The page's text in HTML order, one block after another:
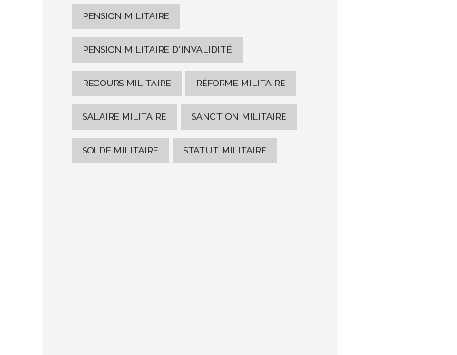
PENSION MILITAIRE
PENSION MILITAIRE D'INVALIDITÉ
RECOURS MILITAIRE RÉFORME MILITAIRE
SALAIRE MILITAIRE SANCTION MILITAIRE
SOLDE MILITAIRE STATUT MILITAIRE